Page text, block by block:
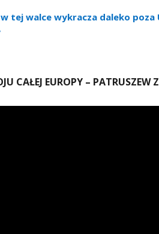
tej walce wykracza daleko poza
CAŁEJ EUROPY – PATRUSZEW